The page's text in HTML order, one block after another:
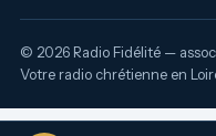
© 2026 Radio Fidélité —
Votre radio chrétienne en